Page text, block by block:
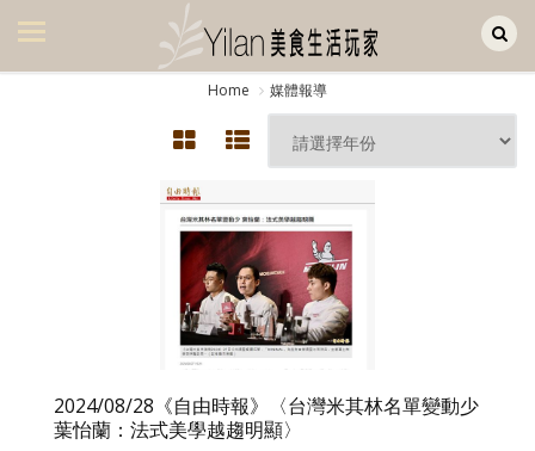
美食集
日記簿
Home 媒體報導
2024/08/28《自由時報》〈台灣米其林名單變動少
葉怡蘭：法式美學越趨明顯〉